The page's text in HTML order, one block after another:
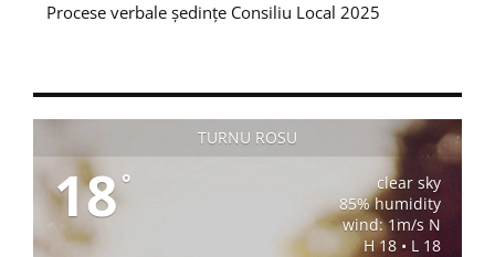
Procese verbale ședințe Consiliu Local 2025
TURNU ROSU
18°
clear sky
85% humidity
wind: 1m/s N
H 18 • L 18